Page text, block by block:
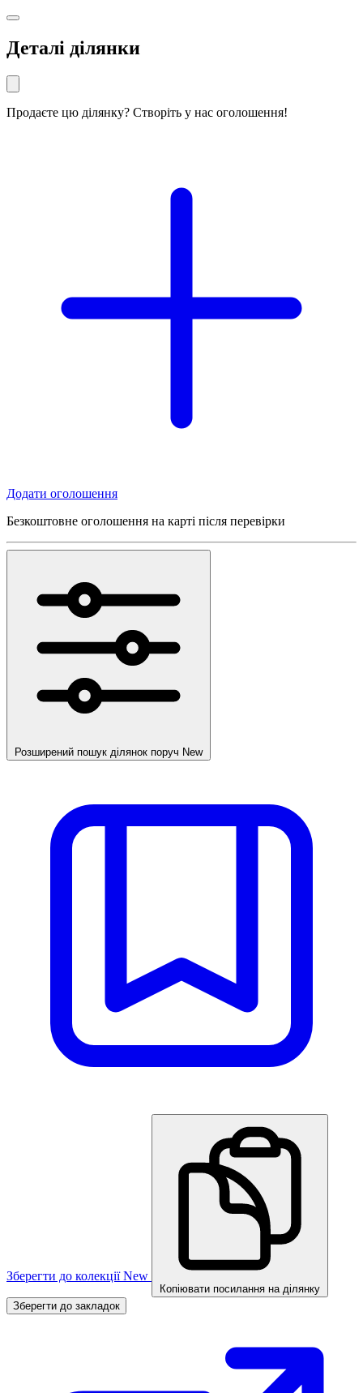
Деталі ділянки
Продаєте цю ділянку? Створіть у нас оголошення!
Додати оголошення
Безкоштовне оголошення на карті після перевірки
Розширений пошук ділянок поруч New
Зберегти до колекції New
Копіювати посилання на ділянку
Зберегти до закладок